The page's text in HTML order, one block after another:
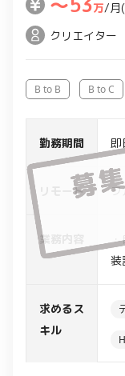
万/月
クリエイター
B to B B to C
勤務期間 即
リモート フ
業務内容
・
装
求めるス
キル